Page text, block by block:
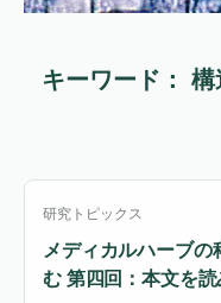
キーワード：
研究トピックス
メディカルハーブの
む 第四回：本文を読